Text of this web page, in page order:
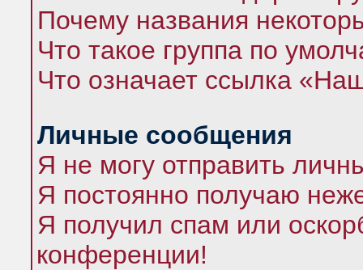
Почему названия
Что такое группа по
Что означает ссылка
Личные сообщения
Я не могу отправить
Я постоянно получаю
Я получил спам или
конференции!